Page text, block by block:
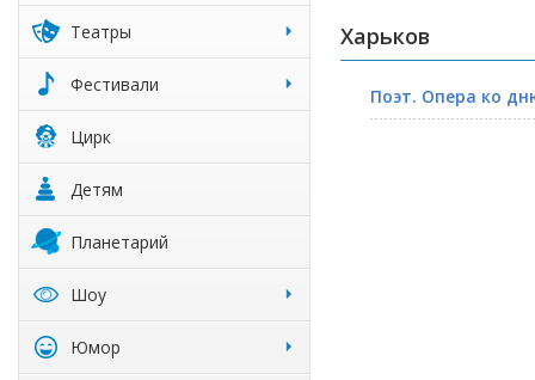
Театры
Фестивали
Цирк
Детям
Планетарий
Шоу
Юмор
Харьков
Поэт. Опера ко